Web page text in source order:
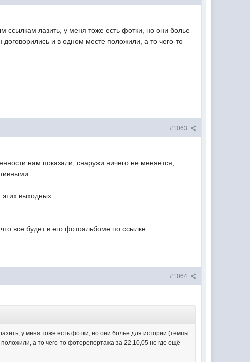
ссылкам лазить, у меня тоже есть фотки, но они болье
и в одном месте положили, а то чего-то
#1063
нам показали, снаружи ничего не меняется,
выходных.
все будет в его фотоальбоме по ссылке
#1064
у меня тоже есть фотки, но они болье для истории (темпы
а то чего-то фоторепортажа за 22,10,05 не где ещё